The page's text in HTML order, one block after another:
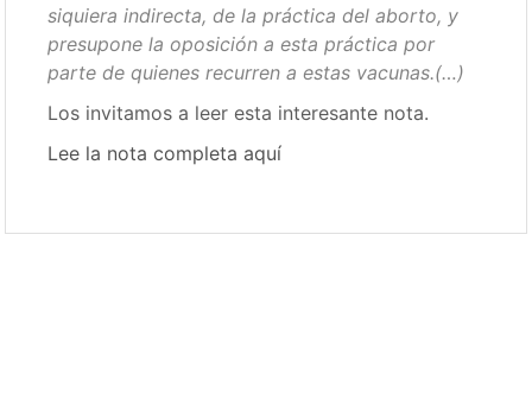
siquiera indirecta, de la práctica del aborto, y
presupone la oposición a esta práctica por
parte de quienes recurren a estas vacunas.(…)
Los invitamos a leer esta interesante nota.
Lee la nota completa aquí